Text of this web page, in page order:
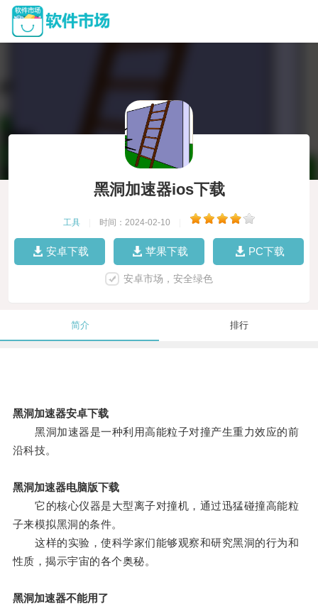
黑洞加速器ios下载
工具 时间：2024-02-10
安卓下载 苹果下载 PC下载
安卓市场，安全绿色
简介 排行
黑洞加速器安卓下载
黑洞加速器是一种利用高能粒子对撞产生重力效应的前
沿科技。
黑洞加速器电脑版下载
它的核心仪器是大型离子对撞机，通过迅猛碰撞高能粒
子来模拟黑洞的条件。
这样的实验，使科学家们能够观察和研究黑洞的行为和
性质，揭示宇宙的各个奥秘。
黑洞加速器不能用了